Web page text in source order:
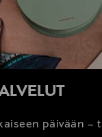
päivään –